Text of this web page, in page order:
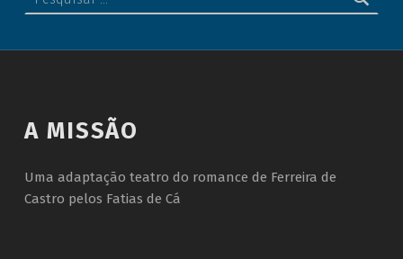
Introduction
A MISSÃO
Uma adaptação teatro do romance de Ferreira de
Castro pelos Fatias de Cá